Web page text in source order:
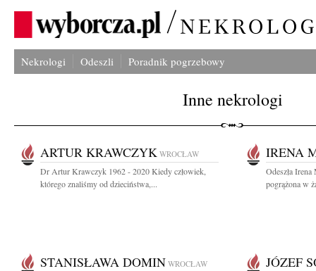
Nekrologi Odeszli Poradnik pogrzebowy
Inne nekrologi
ARTUR KRAWCZYK WROCŁAW
Dr Artur Krawczyk 1962 - 2020 Kiedy człowiek,
którego znaliśmy od dzieciństwa,...
IRENA
Odeszła
pogrążona w
STANISŁAWA DOMIN WROCŁAW JÓZEF